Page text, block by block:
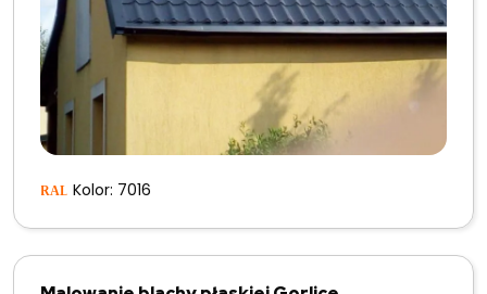
Kolor: 7016